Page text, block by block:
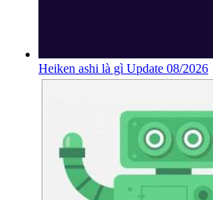
Heiken ashi là gì Update 08/2026